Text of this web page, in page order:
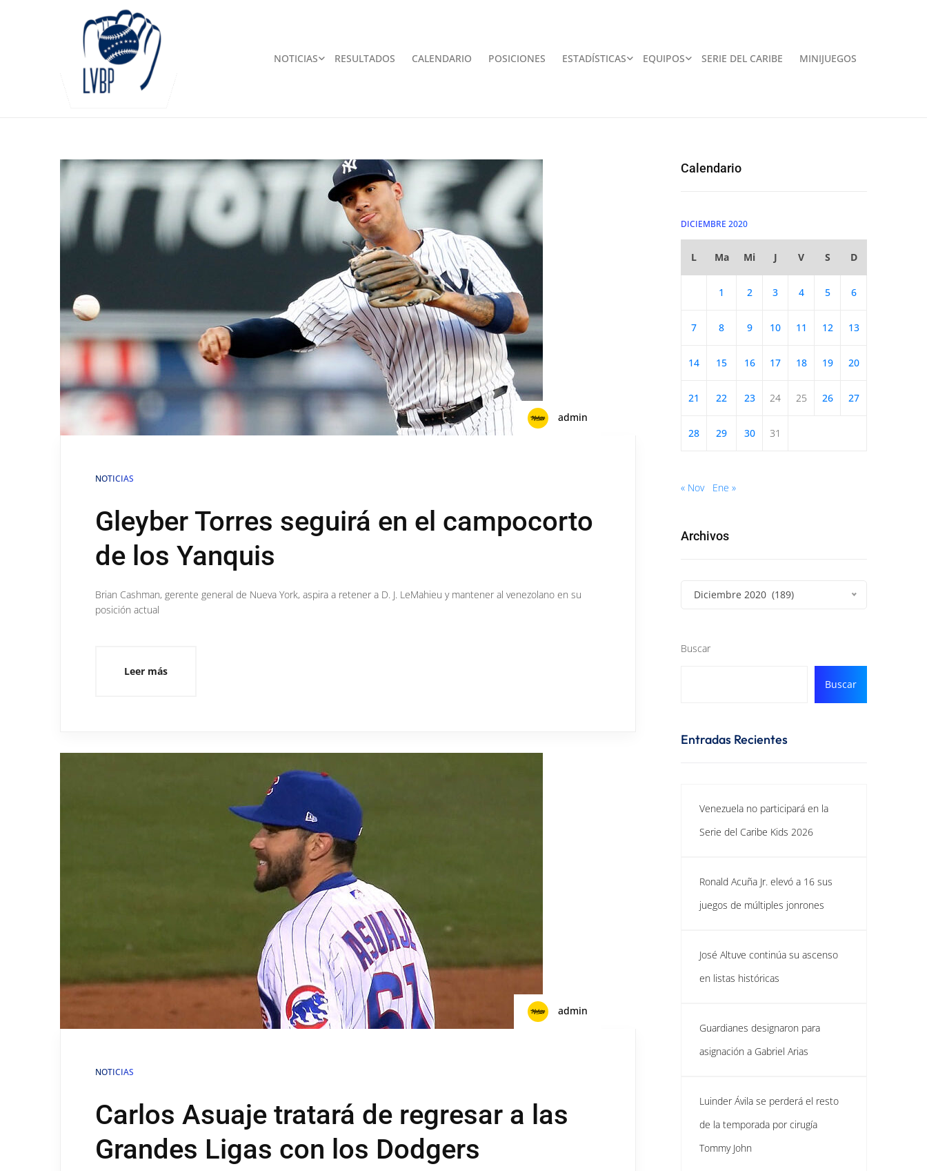
NOTICIAS RESULTADOS CALENDARIO POSICIONES ESTADÍSTICAS EQUIPOS SERIE DEL CARIBE MINIJUEGOS
admin
NOTICIAS
Gleyber Torres seguirá en el campocorto
de los Yanquis
Brian Cashman, gerente general de Nueva York, aspira a retener a D. J. LeMahieu y mantener al venezolano en su
posición actual
Leer más
admin
NOTICIAS
Carlos Asuaje tratará de regresar a las
Grandes Ligas con los Dodgers
Calendario
DICIEMBRE 2020
L Ma Mi J V S D
1 2 3 4 5 6
7 8 9 10 11 12 13
14 15 16 17 18 19 20
21 22 23 24 25 26 27
28 29 30 31
« Nov Ene »
Archivos
Diciembre 2020 (189)
Buscar
Buscar
Entradas Recientes
Venezuela no participará en la
Serie del Caribe Kids 2026
Ronald Acuña Jr. elevó a 16 sus
juegos de múltiples jonrones
José Altuve continúa su ascenso
en listas históricas
Guardianes designaron para
asignación a Gabriel Arias
Luinder Ávila se perderá el resto
de la temporada por cirugía
Tommy John